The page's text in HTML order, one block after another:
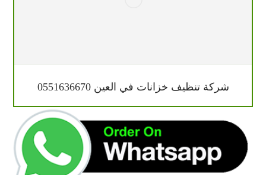
شركة تنظيف خزانات في العين 0551636670